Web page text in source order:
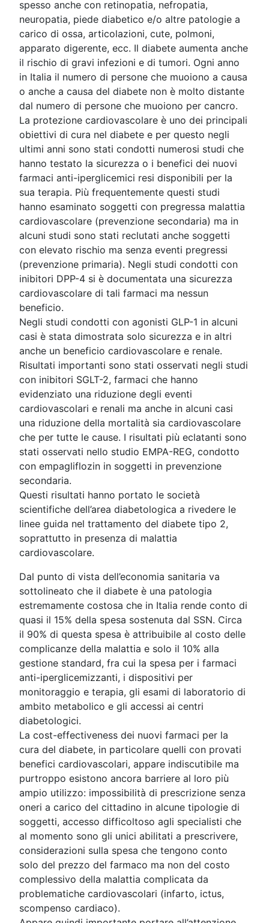
spesso anche con retinopatia, nefropatia,
neuropatia, piede diabetico e/o altre patologie a
carico di ossa, articolazioni, cute, polmoni,
apparato digerente, ecc. Il diabete aumenta anche
il rischio di gravi infezioni e di tumori. Ogni anno
in Italia il numero di persone che muoiono a causa
o anche a causa del diabete non è molto distante
dal numero di persone che muoiono per cancro.
La protezione cardiovascolare è uno dei principali
obiettivi di cura nel diabete e per questo negli
ultimi anni sono stati condotti numerosi studi che
hanno testato la sicurezza o i benefici dei nuovi
farmaci anti-iperglicemici resi disponibili per la
sua terapia. Più frequentemente questi studi
hanno esaminato soggetti con pregressa malattia
cardiovascolare (prevenzione secondaria) ma in
alcuni studi sono stati reclutati anche soggetti
con elevato rischio ma senza eventi pregressi
(prevenzione primaria). Negli studi condotti con
inibitori DPP-4 si è documentata una sicurezza
cardiovascolare di tali farmaci ma nessun
beneficio.
Negli studi condotti con agonisti GLP-1 in alcuni
casi è stata dimostrata solo sicurezza e in altri
anche un beneficio cardiovascolare e renale.
Risultati importanti sono stati osservati negli studi
con inibitori SGLT-2, farmaci che hanno
evidenziato una riduzione degli eventi
cardiovascolari e renali ma anche in alcuni casi
una riduzione della mortalità sia cardiovascolare
che per tutte le cause. I risultati più eclatanti sono
stati osservati nello studio EMPA-REG, condotto
con empagliflozin in soggetti in prevenzione
secondaria.
Questi risultati hanno portato le società
scientifiche dell’area diabetologica a rivedere le
linee guida nel trattamento del diabete tipo 2,
soprattutto in presenza di malattia
cardiovascolare.
Dal punto di vista dell’economia sanitaria va
sottolineato che il diabete è una patologia
estremamente costosa che in Italia rende conto di
quasi il 15% della spesa sostenuta dal SSN. Circa
il 90% di questa spesa è attribuibile al costo delle
complicanze della malattia e solo il 10% alla
gestione standard, fra cui la spesa per i farmaci
anti-iperglicemizzanti, i dispositivi per
monitoraggio e terapia, gli esami di laboratorio di
ambito metabolico e gli accessi ai centri
diabetologici.
La cost-effectiveness dei nuovi farmaci per la
cura del diabete, in particolare quelli con provati
benefici cardiovascolari, appare indiscutibile ma
purtroppo esistono ancora barriere al loro più
ampio utilizzo: impossibilità di prescrizione senza
oneri a carico del cittadino in alcune tipologie di
soggetti, accesso difficoltoso agli specialisti che
al momento sono gli unici abilitati a prescrivere,
considerazioni sulla spesa che tengono conto
solo del prezzo del farmaco ma non del costo
complessivo della malattia complicata da
problematiche cardiovascolari (infarto, ictus,
scompenso cardiaco).